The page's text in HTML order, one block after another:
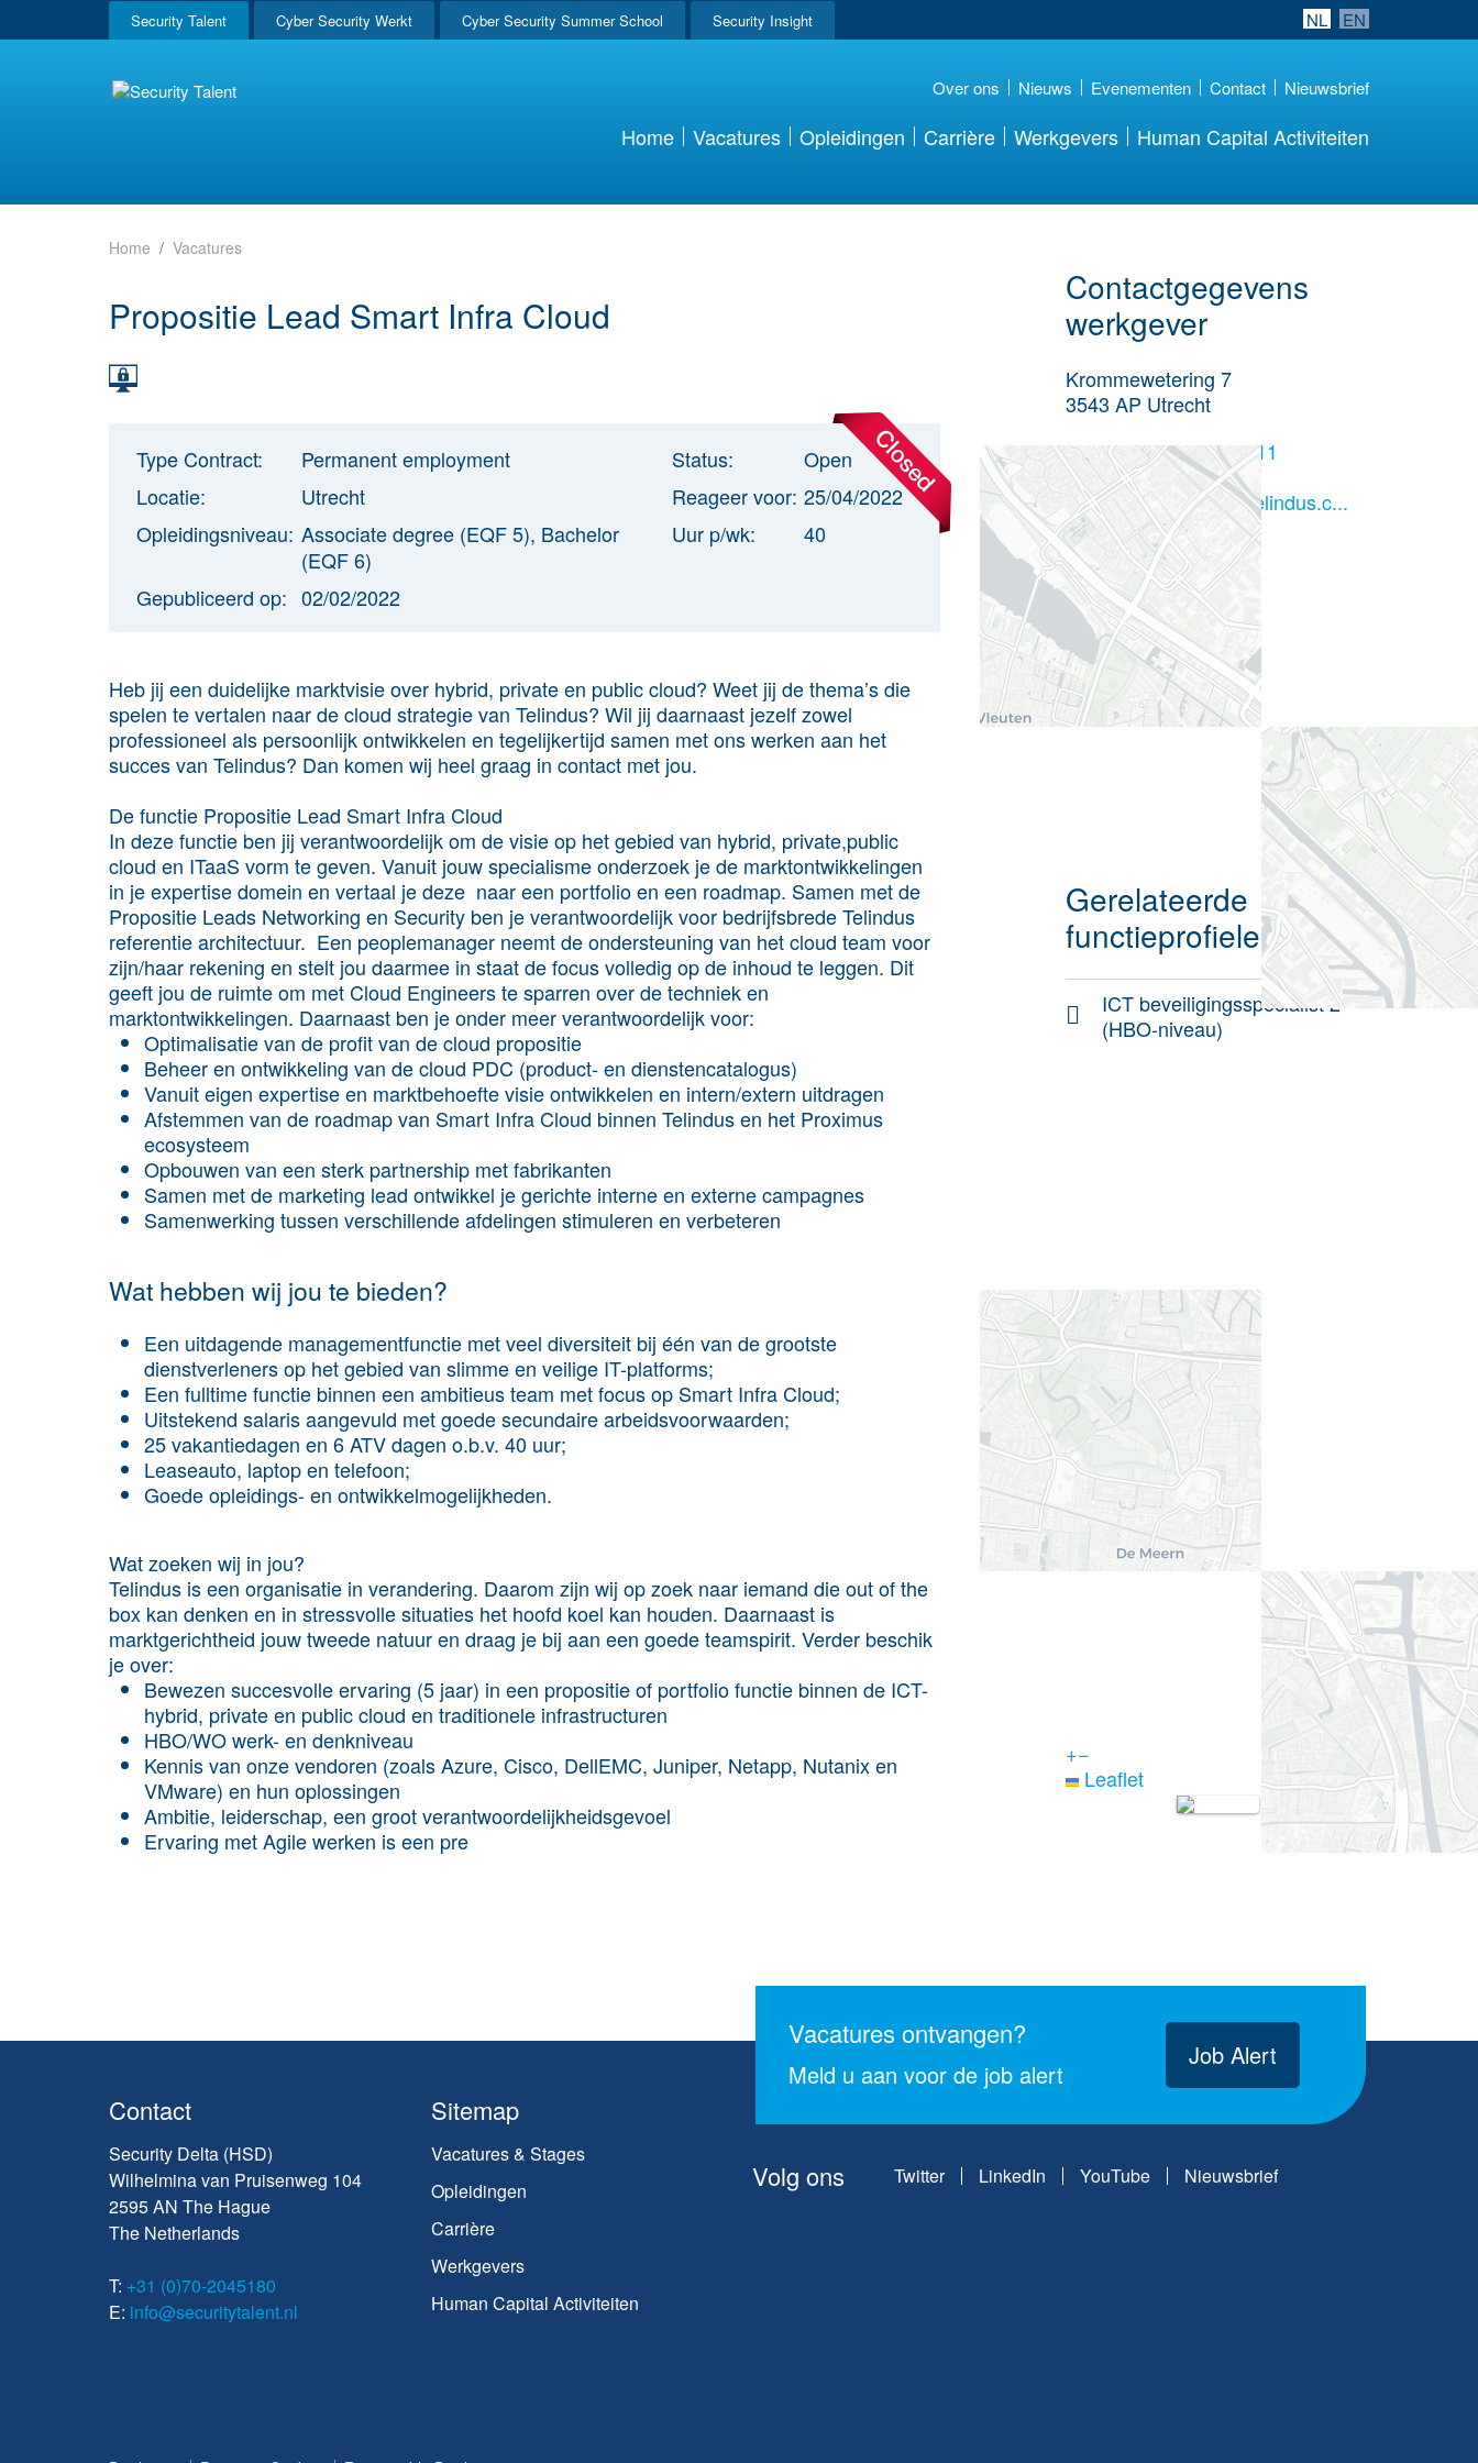
Security Talent Cyber Security Werkt Cyber Security Summer School Security Insight NL EN
Over ons Nieuws Evenementen Contact Nieuwsbrief
Home Vacatures Opleidingen Carrière Werkgevers Human Capital Activiteiten
Home Vacatures
Propositie Lead Smart Infra Cloud
Type Contract:
Permanent employment
Locatie:
Utrecht
Opleidingsniveau: Associate degree (EQF 5), Bachelor
(EQF 6)
Gepubliceerd op: 02/02/2022
Status:
Open
Reageer voor: 25/04/2022
Uur p/wk:
40
Heb jij een duidelijke marktvisie over hybrid, private en public cloud? Weet jij de thema’s die
spelen te vertalen naar de cloud strategie van Telindus? Wil jij daarnaast jezelf zowel
professioneel als persoonlijk ontwikkelen en tegelijkertijd samen met ons werken aan het
succes van Telindus? Dan komen wij heel graag in contact met jou.
De functie Propositie Lead Smart Infra Cloud
In deze functie ben jij verantwoordelijk om de visie op het gebied van hybrid, private,public
cloud en ITaaS vorm te geven. Vanuit jouw specialisme onderzoek je de marktontwikkelingen
in je expertise domein en vertaal je deze naar een portfolio en een roadmap. Samen met de
Propositie Leads Networking en Security ben je verantwoordelijk voor bedrijfsbrede Telindus
referentie architectuur. Een peoplemanager neemt de ondersteuning van het cloud team voor
zijn/haar rekening en stelt jou daarmee in staat de focus volledig op de inhoud te leggen. Dit
geeft jou de ruimte om met Cloud Engineers te sparren over de techniek en
marktontwikkelingen. Daarnaast ben je onder meer verantwoordelijk voor:
Optimalisatie van de profit van de cloud propositie
Beheer en ontwikkeling van de cloud PDC (product- en dienstencatalogus)
Vanuit eigen expertise en marktbehoefte visie ontwikkelen en intern/extern uitdragen
Afstemmen van de roadmap van Smart Infra Cloud binnen Telindus en het Proximus
ecosysteem
Opbouwen van een sterk partnership met fabrikanten
Samen met de marketing lead ontwikkel je gerichte interne en externe campagnes
Samenwerking tussen verschillende afdelingen stimuleren en verbeteren
Wat hebben wij jou te bieden?
Een uitdagende managementfunctie met veel diversiteit bij één van de grootste
dienstverleners op het gebied van slimme en veilige IT-platforms;
Een fulltime functie binnen een ambitieus team met focus op Smart Infra Cloud;
Uitstekend salaris aangevuld met goede secundaire arbeidsvoorwaarden;
25 vakantiedagen en 6 ATV dagen o.b.v. 40 uur;
Leaseauto, laptop en telefoon;
Goede opleidings- en ontwikkelmogelijkheden.
Wat zoeken wij in jou?
Telindus is een organisatie in verandering. Daarom zijn wij op zoek naar iemand die out of the
box kan denken en in stressvolle situaties het hoofd koel kan houden. Daarnaast is
marktgerichtheid jouw tweede natuur en draag je bij aan een goede teamspirit. Verder beschik
je over:
Bewezen succesvolle ervaring (5 jaar) in een propositie of portfolio functie binnen de ICT-
hybrid, private en public cloud en traditionele infrastructuren
HBO/WO werk- en denkniveau
Kennis van onze vendoren (zoals Azure, Cisco, DellEMC, Juniper, Netapp, Nutanix en
VMware) en hun oplossingen
Ambitie, leiderschap, een groot verantwoordelijkheidsgevoel
Ervaring met Agile werken is een pre
Contactgegevens
werkgever
Krommewetering 7
3543 AP Utrecht
+31 (0) 30 247 77 11
fred.vandenheuvel@telindus.c...
telindus.nl
+−
Leaflet
Gerelateerde
functieprofielen
ICT beveiligingsspecialist 2
(HBO-niveau)
Vacatures ontvangen?
Meld u aan voor de job alert
Job Alert
Contact
Security Delta (HSD)
Wilhelmina van Pruisenweg 104
2595 AN The Hague
The Netherlands
T: +31 (0)70-2045180
E: info@securitytalent.nl
Sitemap
Vacatures & Stages
Opleidingen
Carrière
Werkgevers
Human Capital Activiteiten
Volg ons Twitter LinkedIn YouTube Nieuwsbrief